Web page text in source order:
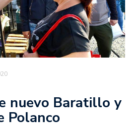
nuevo Baratillo y
Polanco